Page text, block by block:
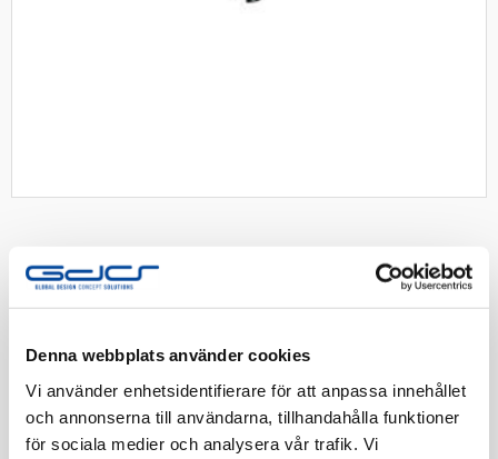
Denna webbplats använder cookies
Vi använder enhetsidentifierare för att anpassa innehållet
och annonserna till användarna, tillhandahålla funktioner
för sociala medier och analysera vår trafik. Vi
Passar till samtliga ABB:s brytarinsatser trapp, kron, d-
trapp, 3x1pol, med ljusgrå baksida
Artnr:
1815171